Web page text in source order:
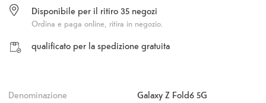
Disponibile per il ritiro 35 negozi
Ordina e paga online, ritira in negozio.
qualificato per la spedizione gratuita
Denominazione Galaxy Z Fold6 5G